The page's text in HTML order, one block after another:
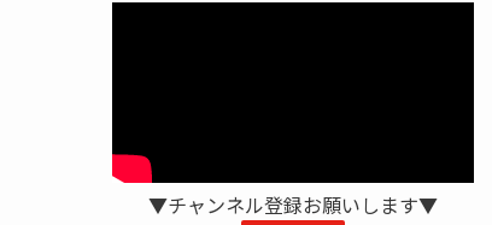
▼チャンネル登録お願いします▼